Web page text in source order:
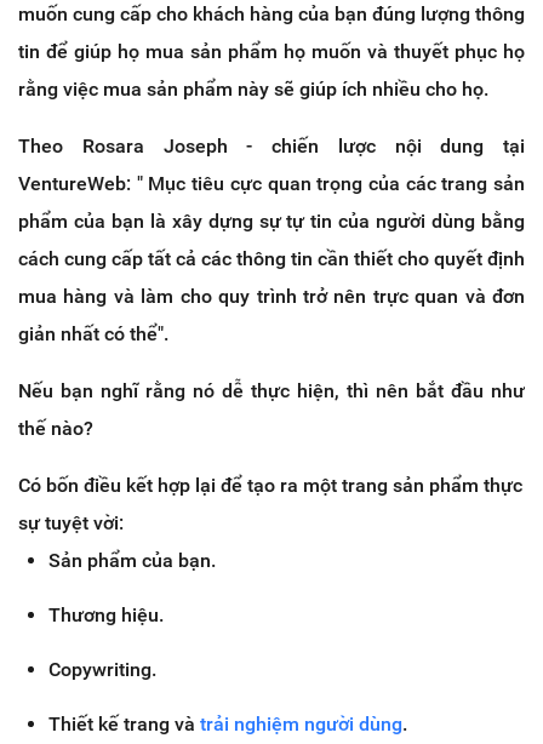
muốn cung cấp cho khách hàng của bạn đúng lượng thông
tin để giúp họ mua sản phẩm họ muốn và thuyết phục họ
rằng việc mua sản phẩm này sẽ giúp ích nhiều cho họ.
Theo Rosara Joseph - chiến lược nội dung tại
VentureWeb: " Mục tiêu cực quan trọng của các trang sản
phẩm của bạn là xây dựng sự tự tin của người dùng bằng
cách cung cấp tất cả các thông tin cần thiết cho quyết định
mua hàng và làm cho quy trình trở nên trực quan và đơn
giản nhất có thể".
Nếu bạn nghĩ rằng nó dễ thực hiện, thì nên bắt đầu như
thế nào?
Có bốn điều kết hợp lại để tạo ra một trang sản phẩm thực
sự tuyệt vời:
Sản phẩm của bạn.
Thương hiệu.
Copywriting.
Thiết kế trang và trải nghiệm người dùng.